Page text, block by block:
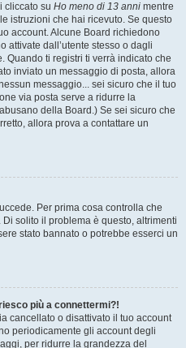
cliccato su Ho meno di 13 anni mentre
istruzioni che hai ricevuto. Se questo
account. Alcune Board richiedono
attivate dall’utente stesso o dagli
Quando ti registri ti verrà indicato che
inviato un messaggio di posta, allora
messaggio... sei sicuro che il tuo
via posta serve a ridurre la
della Board.) Se sei sicuro che
allora prova a contattare un
Per prima cosa controlla che
solito il problema è questo, altrimenti
stato bannato o potrebbe esserci un
più a connettermi?!
cancellato o disattivato il tuo account
periodicamente gli account degli
per ridurre la grandezza del